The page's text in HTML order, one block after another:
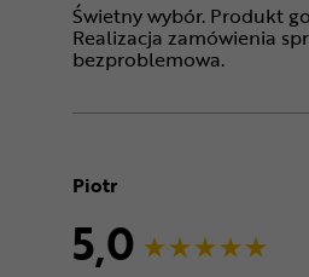
Świetny wybór. Produkt
Realizacja zamówienia
bezproblemowa.
Piotr
5,0